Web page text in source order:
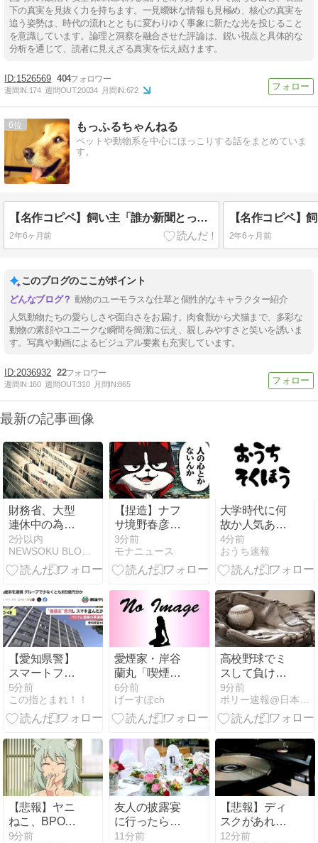
下の真実を見抜く力を持ちます。一見曖昧な情報も見極め、核心の真実を
追う姿勢は、時代の流れとともに変わりゆく事象に新たな光を投じること
を意識しています。論理と洞察を融合させた評論は、鋭い視点と具体的な
分析を通じて、読者に見えざる真実を伝え続けます。
1526569 404
週間IN:174 週間OUT:20034 月間IN:672
6 もっふるちゃんねる
ペットや動物系を中心にほっこりする話をまとめていま
す。
【名作コピペ】飼い主「誰か新聞とってきてー」←犬種別でお答えしますwwww
2年6ヶ月前 2年6ヶ月前
このブログのここがポイント
動物のユーモラスな仕草と個性的なキャラクター紹介
人気動物たちの愛らしさや面白さをお届け。肉食獣から犬猫まで、多彩な
動物の素顔やユニークな瞬間を簡潔に伝え、親しみやすさと笑いを誘いま
す。写真や動画によるビジュアル要素も充実しています。
2036932 22
週間IN:160 週間OUT:310 月間IN:865
最新の記事画像
財務省、大型
連休中の為替
介入日数は3
日間 総額11兆
7349億円
2分以内
NEWSOKU BLOG（ニュー速ブログ）
【捏造】ナフ
サ境野春彦、
AI捏造画像を
使った高市首
相批判記事を
して削除逃亡
3分前
モナニュース
大学時代に何
故か人気ある
男子学生がい
た。学部やサ
ークルの垣根
らゆる飲み会
に呼ばれてい
た
4分前
おうち速報
【愛知県警】
スマートフォ
ン約9億円分
を窃盗か ベト
ナム国籍の男
5分前
この指とまれ！！
愛煙家・岸谷
蘭丸「喫煙者
の権利がマジ
で侵害されて
る」と私見
を我々が払っ
てるんだと」
6分前
げーすぽch
高校野球でミ
スして負けた
らそれを一生
引きずる事に
なるって残酷
9分前
ポリー速報@日本ハムファイターズまとめブログ
【悲報】ヤニ
ねこ、BPOで
問題視される
9分前
友人の披露宴
に行ったら。
受付「あなた
11分前
【悲報】ディ
スクがあれば
一生遊べるお
12分前